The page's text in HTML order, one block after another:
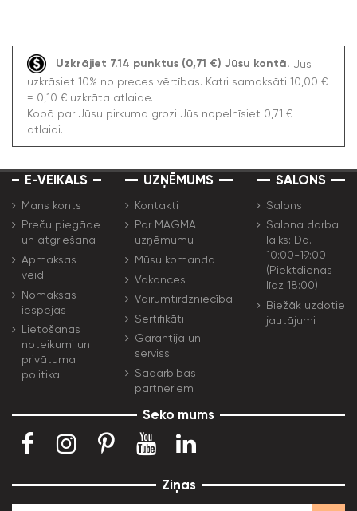
Uzkrājiet 7.14 punktus (0,71 €) Jūsu kontā. Jūs
uzkrāsiet 10% no preces vērtības. Katri samaksāti 10,00 €
= 0,10 € uzkrāta atlaide.
Kopā par Jūsu pirkuma grozi Jūs nopelnīsiet 0,71 €
atlaidi.
E-VEIKALS
Mans konts
Preču piegāde
un atgriešana
Apmaksas
veidi
Nomaksas
iespējas
Lietošanas
noteikumi un
privātuma
politika
UZŅĒMUMS
Kontakti
Par MAGMA
uzņēmumu
Mūsu komanda
Vakances
Vairumtirdzniecība
Sertifikāti
Garantija un
serviss
Sadarbības
partneriem
SALONS
Salons
Salona darba
laiks: Dd.
10:00-19:00
(Piektdienās
līdz 18:00)
Biežāk uzdotie
jautājumi
Seko mums
Ziņas